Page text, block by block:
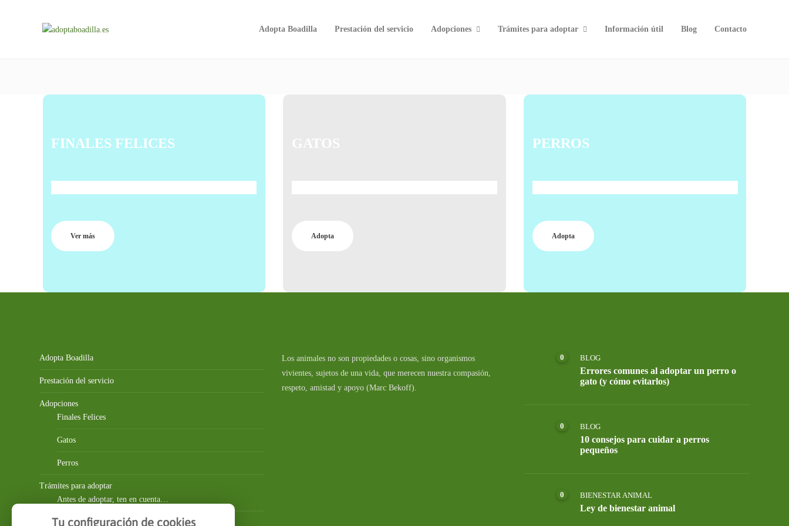
Adopta Boadilla Prestación del servicio Adopciones Trámites para adoptar Información útil Blog Contacto
FINALES FELICES
Ver más Adopta
PERROS
Adopta
Adopta Boadilla
Prestación del servicio
Adopciones
Finales Felices
Gatos
Perros
Trámites para adoptar
Antes de adoptar, ten en cuenta…
Requisitos para adoptar
Los animales no son propiedades o cosas, sino organismos
vivientes, sujetos de una vida, que merecen nuestra compasión,
respeto, amistad y apoyo (Marc Bekoff).
0 BLOG
Errores comunes al adoptar un perro o
gato (y cómo evitarlos)
0 BLOG
10 consejos para cuidar a perros
pequeños
0 BIENESTAR ANIMAL
Ley de bienestar animal
Tu configuración de cookies